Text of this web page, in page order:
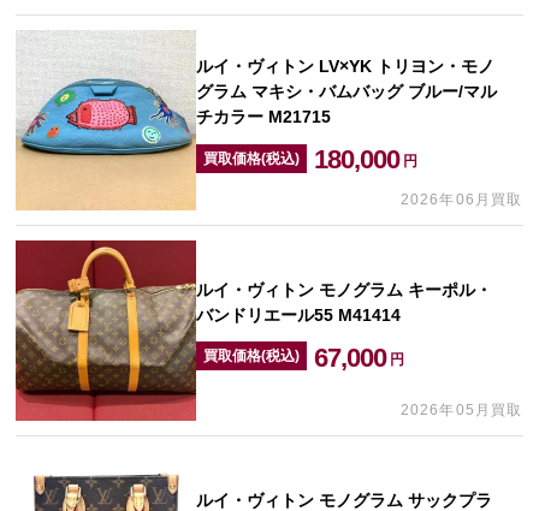
ルイ・ヴィトン LV×YK トリヨン・モノ
グラム マキシ・バムバッグ ブルー/マル
チカラー M21715
買取価格(税込) 180,000 円
2026年06月買取
ルイ・ヴィトン モノグラム キーポル・
バンドリエール55 M41414
買取価格(税込) 67,000 円
2026年05月買取
ルイ・ヴィトン モノグラム サックプラ